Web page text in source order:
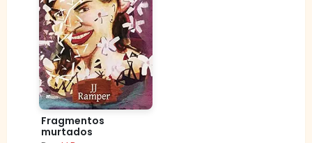
Fragmentos
murtados